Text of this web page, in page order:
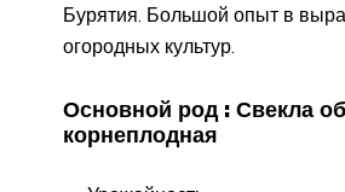
Бурятия. Большой опыт в
огородных культур.
Основной род : Свекла
корнеплодная